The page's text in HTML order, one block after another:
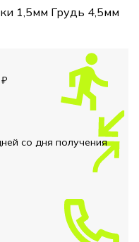
1,5мм Грудь 4,5мм
со дня получения